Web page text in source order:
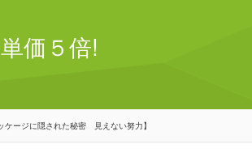
価５倍!
ージに隠された秘密 見えない努力】